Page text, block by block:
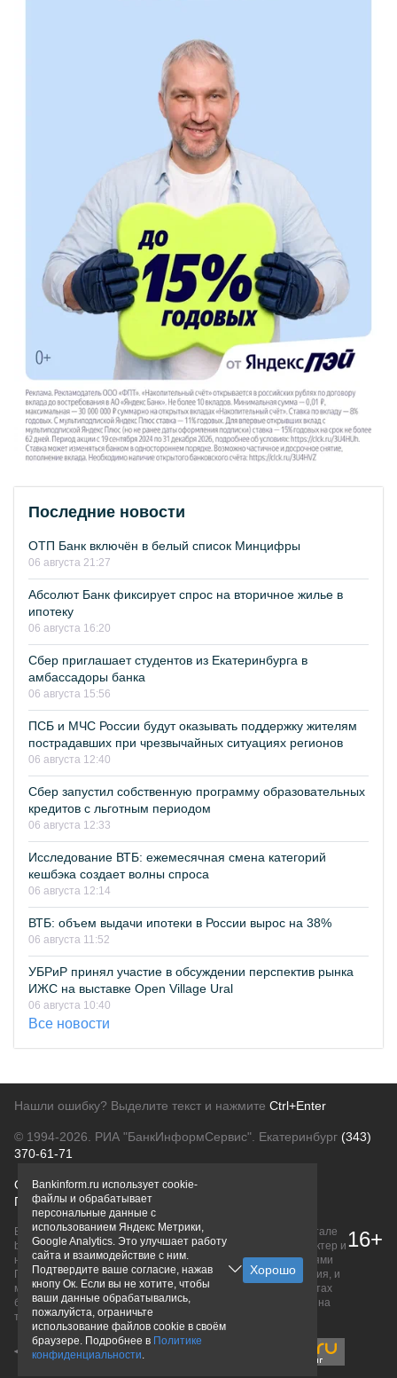
Последние новости
ОТП Банк включён в белый список Минцифры
06 августа 21:27
Абсолют Банк фиксирует спрос на вторичное жилье в
ипотеку
06 августа 16:20
Сбер приглашает студентов из Екатеринбурга в
амбассадоры банка
06 августа 15:56
ПСБ и МЧС России будут оказывать поддержку жителям
пострадавших при чрезвычайных ситуациях регионов
06 августа 12:40
Сбер запустил собственную программу образовательных
кредитов с льготным периодом
06 августа 12:33
Исследование ВТБ: ежемесячная смена категорий
кешбэка создает волны спроса
06 августа 12:14
ВТБ: объем выдачи ипотеки в России вырос на 38%
06 августа 11:52
УБРиР принял участие в обсуждении перспектив рынка
ИЖС на выставке Open Village Ural
06 августа 10:40
Все новости
Нашли ошибку? Выделите текст и нажмите Ctrl+Enter
© 1994-2026. РИА "БанкИнформСервис". Екатеринбург (343)
370-61-71
О проектеПолитика конфиденциальности
Правовая информацияДля рекламодателей
Вся информация о продуктах банков, размещенная на портале
bankinform.ru, носит исключительно ознакомительный характер и
не является публичной офертой, определяемой положениями
ГК РФ. Информация не содержит точного и полного описания, и
может быть изменена. Конечные условия уточняйте на сайтах
банков или при личном обращении. Исключительное право на
товарные знаки принадлежит их правообладателям.
16+
Bankinform.ru использует cookie-
файлы и обрабатывает
персональные данные с
использованием Яндекс Метрики,
Google Analytics. Это улучшает работу
сайта и взаимодействие с ним.
Подтвердите ваше согласие, нажав
кнопу Ок. Если вы не хотите, чтобы
ваши данные обрабатывались,
пожалуйста, ограничьте
использование файлов cookie в своём
браузере. Подробнее в Политике
конфиденциальности.